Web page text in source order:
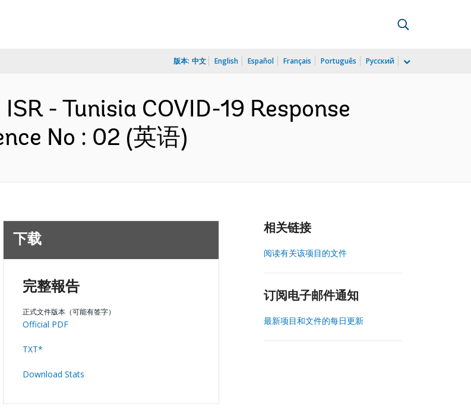
版本: 中文 English Español Français Português Русский
- Tunisia COVID-19 Response
No : 02 (英语)
下载
完整報告
正式文件版本（可能有签字）
Official PDF
TXT*
Download Stats
相关链接
阅读有关该项目的文件
订阅电子邮件通知
最新项目和文件的每日更新